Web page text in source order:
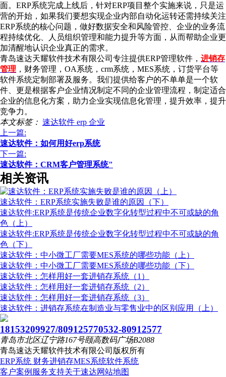
面。ERP系统完成上线后，针对ERP项目整个实施来说，只是运
营的开始，如果我们要想实现企业内部自动化运转还需持续关注
ERP系统的核心问题，做好数据安全和风险管控、企业的业务流
程持续优化、人员组织管理和能力提升等方面，从而帮助企业更
加清醒地认识企业真正的需求。
青岛速达天耀软件技术有限公司专注提供ERP管理软件， 进销存
管理 ，财务管理，OA系统，crm系统，MES系统，订货平台等
软件系统定制部署及服务。我们提供给客户的不单单是一个软
件、更是根据客户企业情况制定不同的企业管理流程，制定适合
企业的信息化方案，助力企业实现信息化管理，提升效率，提升
竞争力。
本文标签： 速达软件 erp 企业
上一篇:
速达软件：如何用好erp系统
下一篇:
速达软件：CRM客户管理系统"
相关资讯
速达软件：ERP系统实施失败是谁的原因（下）
速达软件:ERP系统是传统企业数字化转型过程中不可或缺的角
色（上）
速达软件:ERP系统是传统企业数字化转型过程中不可或缺的角
色（下）
速达软件：中小微工厂需要MES系统的哪些功能（上）
速达软件：中小微工厂需要MES系统的哪些功能（下）
速达软件：怎样用好一套进销存系统（1）
速达软件：怎样用好一套进销存系统（2）
速达软件：怎样用好一套进销存系统（3）
速达软件：进销存系统在制造业与零售业中的区别应用（上）
18153209927/809125770532-80912577
青岛市北区辽宁路167号颐高数码广场B2088
青岛速达天耀软件技术有限公司 版权所有
ERP系统 财务进销存MES系统软件系统
客户案例 服务支持关于速达网站地图